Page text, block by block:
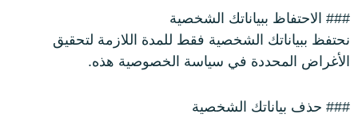
### الاحتفاظ ببياناتك الشخصية
نحتفظ ببياناتك الشخصية فقط للمدة اللازمة لتحقيق
الأغراض المحددة في سياسة الخصوصية هذه.
### حذف بياناتك الشخصية